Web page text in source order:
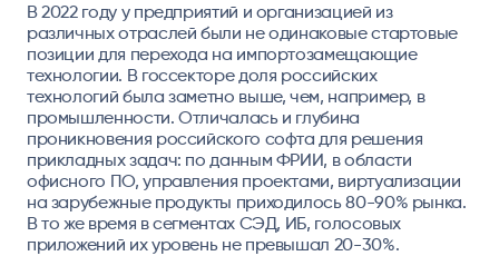
В 2022 году у предприятий и организацией из
различных отраслей были не одинаковые стартовые
позиции для перехода на импортозамещающие
технологии. В госсекторе доля российских
технологий была заметно выше, чем, например, в
промышленности. Отличалась и глубина
проникновения российского софта для решения
прикладных задач: по данным ФРИИ, в области
офисного ПО, управления проектами, виртуализации
на зарубежные продукты приходилось 80-90% рынка.
В то же время в сегментах СЭД, ИБ, голосовых
приложений их уровень не превышал 20-30%.